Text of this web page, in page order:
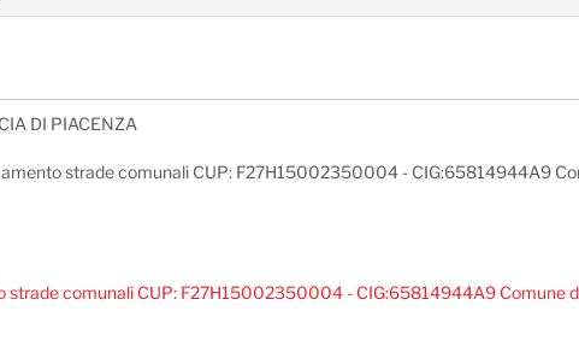
DI PIACENZA
strade comunali CUP: F27H15002350004 - CIG:65814944A9
comunali CUP: F27H15002350004 - CIG:65814944A9 Comune di